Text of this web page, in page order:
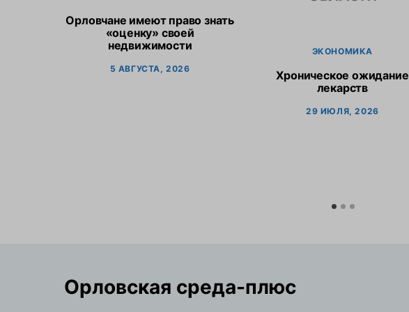
Орловчане имеют право знать
«оценку» своей
недвижимости
5 АВГУСТА, 2026
ЭКОНОМИКА
Хроническое ожидание
лекарств
29 ИЮЛЯ, 2026
Орловская cреда-плюс